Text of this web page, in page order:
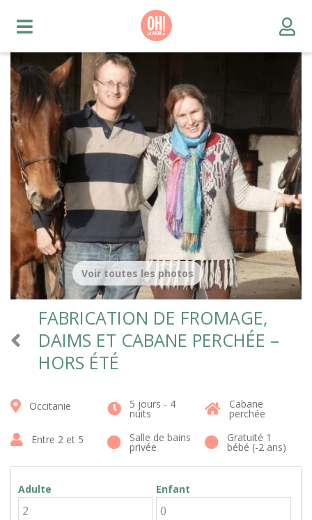
FABRICATION DE FROMAGE,
DAIMS ET CABANE PERCHÉE –
HORS ÉTÉ
Voir toutes les photos
Occitanie 5 jours - 4
nuits
Cabane
perchée
Entre 2 et 5
Salle de bains
privée
Gratuité 1
bébé (-2 ans)
Adulte Enfant